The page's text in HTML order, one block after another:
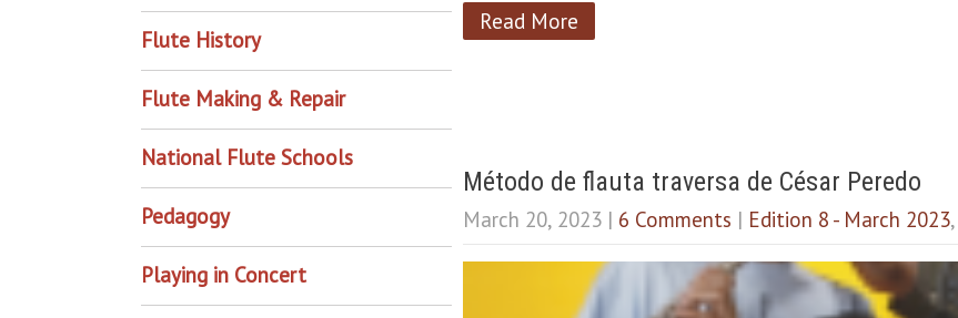
Read More
Método de flauta traversa de César Peredo
March 20, 2023 | 6 Comments | Edition 8 - March 2023,
Flute History
Flute Making & Repair
National Flute Schools
Pedagogy
Playing in Concert